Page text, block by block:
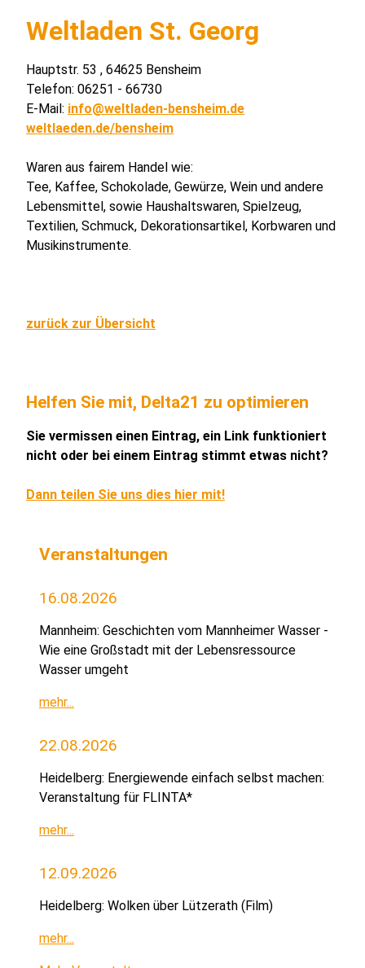
Weltladen St. Georg
Hauptstr. 53 , 64625 Bensheim
Telefon: 06251 - 66730
E-Mail: info@weltladen-bensheim.de
weltlaeden.de/bensheim
Waren aus fairem Handel wie:
Tee, Kaffee, Schokolade, Gewürze, Wein und andere
Lebensmittel, sowie Haushaltswaren, Spielzeug,
Textilien, Schmuck, Dekorationsartikel, Korbwaren und
Musikinstrumente.
zurück zur Übersicht
Helfen Sie mit, Delta21 zu optimieren
Sie vermissen einen Eintrag, ein Link funktioniert
nicht oder bei einem Eintrag stimmt etwas nicht?
Dann teilen Sie uns dies hier mit!
Veranstaltungen
16.08.2026
Mannheim: Geschichten vom Mannheimer Wasser -
Wie eine Großstadt mit der Lebensressource
Wasser umgeht
mehr...
22.08.2026
Heidelberg: Energiewende einfach selbst machen:
Veranstaltung für FLINTA*
mehr...
12.09.2026
Heidelberg: Wolken über Lützerath (Film)
mehr...